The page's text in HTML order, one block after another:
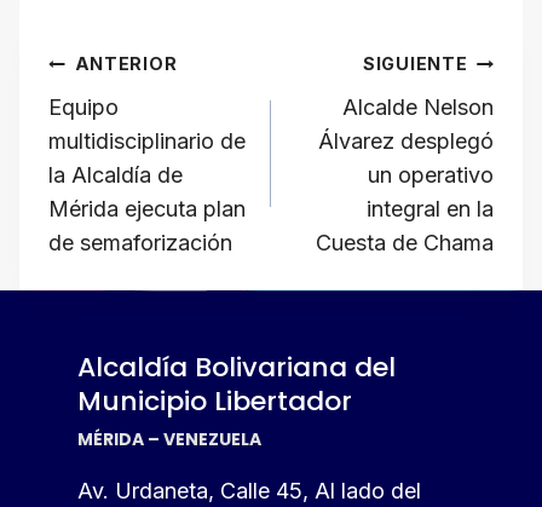
s
A
p
p
e
o
o
k
m s
y
Li
n
k
Navegación
de
entradas
ANTERIOR
Equipo
multidisciplinario de
la Alcaldía de
Mérida ejecuta plan
de semaforización
SIGUIENTE
Alcalde Nelson
Álvarez desplegó
un operativo
integral en la
Cuesta de Chama
Alcaldía Bolivariana del
Municipio Libertador
MÉRIDA – VENEZUELA
Av. Urdaneta, Calle 45, Al lado del